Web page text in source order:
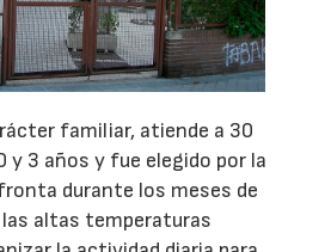
familiar, atiende a 30
y 3 años y fue elegido por la
durante los meses de
altas temperaturas